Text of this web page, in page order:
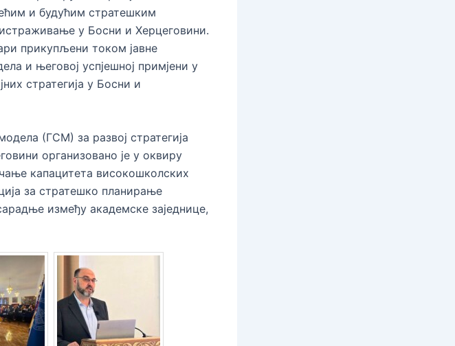
и будућим стратешким
у Босни и Херцеговини.
прикупљени током јавне
и његовој успјешној примјени у
стратегија у Босни и
(ГСМ) за развој стратегија
организовано је у оквиру
капацитета високошколских
за стратешко планирање
између академске заједнице,